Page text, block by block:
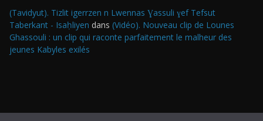
(Tavidyut). Tizlit igerrzen n Lwennas Ɣassuli ɣef Tefsut
Taberkant - Isaḥliyen dans (Vidéo). Nouveau clip de Lounes
Ghassouli : un clip qui raconte parfaitement le malheur des
jeunes Kabyles exilés